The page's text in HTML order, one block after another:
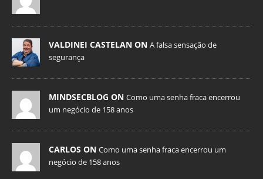
VALDINEI CASTELAN ON A falsa sensação de
segurança
MINDSECBLOG ON Como uma senha fraca encerrou
um negócio de 158 anos
CARLOS ON Como uma senha fraca encerrou um
negócio de 158 anos